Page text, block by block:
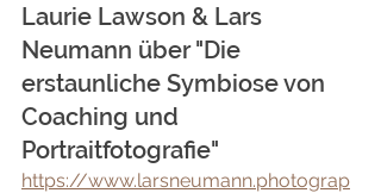
Laurie Lawson & Lars
Neumann über "Die
erstaunliche Symbiose von
Coaching und
Portraitfotografie"
https://www.larsneumann.photograp